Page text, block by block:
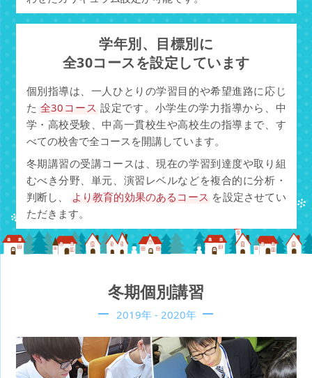
学年別、目標別に
全30コースを設定しています
個別指導は、一人ひとりの学習目的や希望進路に応じ
た 全30コース 設定です。小学生の学力指導から、中
学・高校受験、中高一貫校生や高校生の指導まで、す
べての校舎で全コースを開講しています。
冬期講習の受講コースは、現在の学習到達度や取り組
むべき分野、単元、演習レベルなどを複合的に分析・
判断し、
より教育的効果のあるコース を設定させてい
ただきます。
冬期個別講習
2019年 - 2020年